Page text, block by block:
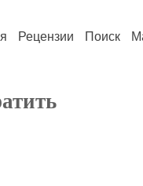
Рецензии Поиск